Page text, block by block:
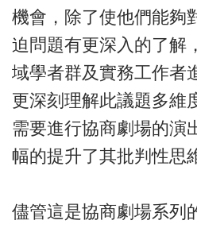
機會，除了使他們能夠
迫問題有更深入的了解
域學者群及實務工作者
更深刻理解此議題多維
需要進行協商劇場的演
幅的提升了其批判性思
儘管這是協商劇場系列